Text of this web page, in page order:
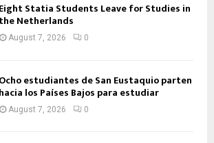
Eight Statia Students Leave for Studies in
the Netherlands
August 7, 2026 0
Ocho estudiantes de San Eustaquio parten
hacia los Países Bajos para estudiar
August 7, 2026 0